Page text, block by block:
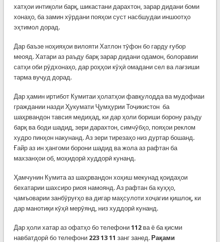
хатҳои интиқоли барқ, шикастани дарахтон, зарар дидани боми
хонаҳо, ба замин хӯрдани пояҳои суст насбшудаи иншоотҳо
эҳтимол дорад.
Дар баъзе ноҳияҳои вилояти Хатлон тӯфон бо гарду ғубор
меояд. Хатари аз раъду барқ зарар дидани одамон, болоравии
сатҳи оби рӯдхонаҳо, дар роҳҳои кӯҳӣ омадани сел ва лағзиши
тарма вуҷуд дорад.
Дар ҳамин иртибот Кумитаи ҳолатҳои фавқулодда ва мудофиаи
граждании назди Ҳукумати Ҷумҳурии Тоҷикистон ба
шаҳрвандон тавсия медиҳад, ки дар ҳоли бориши борону раъду
барқ ва боди шадид, зери дарахтон, симчӯбҳо, пояҳои реклом
худро пинҳон накунанд. Аз зери тирезаҳо низ дуртар бошанд.
Ғайр аз ин ҳангоми борони шадид ва жола аз рафтан ба
махзанҳои об, моҳидорӣ худдорӣ кунанд.
Ҳамчунин Кумита аз шаҳрвандон хоҳиш мекунад қоидаҳои
бехатарии шахсиро риоя намоянд. Аз рафтан ба куҳҳо,
ҷамъоварии занбӯруғҳо ва дигар маҳсулоти хоҷагии қишлоқ, ки
дар манотиқи кӯҳӣ мерӯянд, низ худдорӣ кунанд.
Дар ҳоли хатар аз офатҳо бо телефони 112ва ё ба қисми
навбатдорӣ бо телефони 223 13 11 занг занед. Рақами